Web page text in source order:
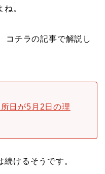
。
コチラの記事で解説し
日が5月2日の理
けるそうです。